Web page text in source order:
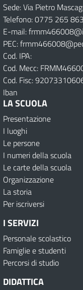
Sede: Via Pietro
Telefono: 0775 265
E-mail:
PEC:
Cod. IPA:
Cod. Mecc:
Cod. Fisc:
Iban
LA SCUOLA
Presentazione
I luoghi
Le persone
I numeri della scuola
Le carte della scuola
Organizzazione
La storia
Per iscriversi
I SERVIZI
Personale scolastico
Famiglie e studenti
Percorsi di studio
DIDATTICA